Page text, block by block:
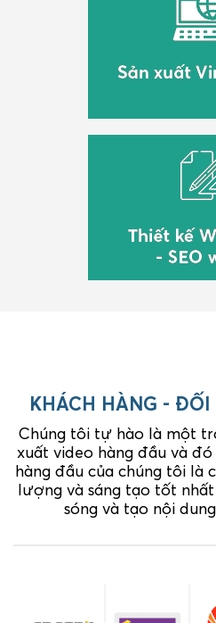
KHÁCH HÀNG - ĐỐI
Chúng tôi tự hào là một
xuất video hàng đầu và
hàng đầu của chúng tôi là
lượng và sáng tạo tốt
sóng và tạo nội